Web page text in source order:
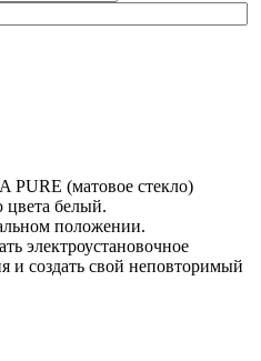
PURE (матовое стекло)
цвета белый.
положении.
электроустановочное
и создать свой неповторимый